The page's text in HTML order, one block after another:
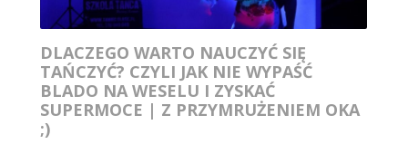
DLACZEGO WARTO NAUCZYĆ SIĘ
TAŃCZYĆ? CZYLI JAK NIE WYPAŚĆ
BLADO NA WESELU I ZYSKAĆ
SUPERMOCE | Z PRZYMRUŻENIEM OKA
;)